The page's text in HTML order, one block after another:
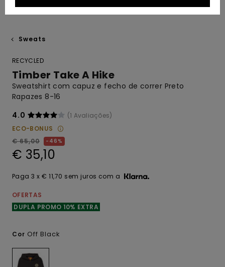
Sweats
RECYCLED
Timber Take A Hike
Sweatshirt com capuz e fecho de correr Preto
Rapazes 8-16
4.0
(1 Avaliações)
ECO-BONUS
€ 65,00
46%
€ 35,10
Paga 3 x € 11,70 sem juros com a
OFERTAS
DUPLA PROMO 10% EXTRA
Cor Off Black